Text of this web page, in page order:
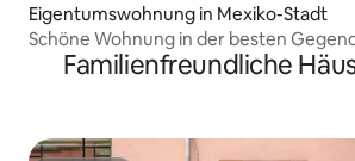
Eigentumswohnung in Mexiko-Stadt
Schöne Wohnung in der besten
cdmxFamilienfreundliche